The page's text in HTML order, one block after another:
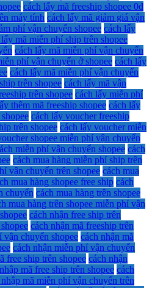
cách lấy mã freeship shopee 0đ
máy tính cách lấy mã giảm giá vận
phí vận chuyển shopee cách lấy
mã miễn phí ship trên shopee
cách lấy mã miễn phí vận chuyển
phí vận chuyển ở shopee cách lấy
cách lấy mã miễn phí vận chuyển
trên shopee cách lấy mã vận
trên shopee cách lấy miễn phí
thêm mã freeship shopee cách lấy
cách lấy voucher freeship
trên shopee cách lấy voucher miễn
shopee miễn phí vận chuyển
miễn phí vận chuyển shopee cách
cách mua hàng miễn phí ship trên
vận chuyển trên shopee cách mua
mua hàng shopee free ship cách
chuyển cách mua hàng trên shopee
mua hàng trên shopee miễn phí vận
cách nhận free ship trên
cách nhận mã freeship trên
vận chuyển shopee cách nhận mã
cách nhận miễn phí vận chuyển
free ship trên shopee cách nhận
mã free ship trên shopee cách
mã miễn phí vận chuyển trên